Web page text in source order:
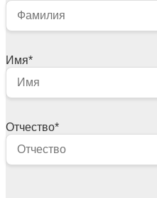
Имя*
Отчество*